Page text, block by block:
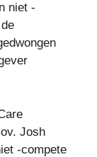
niet -
Josh
-compete